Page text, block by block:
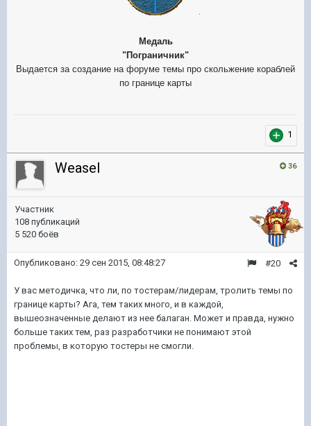
Медаль
"Пограничник"
Выдается за создание на форуме темы про скольжение кораблей
по границе карты
1
36
Weasel
Участник
108 публикаций
5 520 боёв
#20
Опубликовано: 29 сен 2015, 08:48:27
У вас методичка, что ли, по тостерам/лидерам, тролить темы по
границе карты? Ага, тем таких много, и в каждой,
вышеозначенные делают из нее балаган. Может и правда, нужно
больше таких тем, раз разработчики не понимают этой
проблемы, в которую тостеры не смогли.